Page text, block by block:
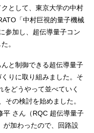
として、東京大学の中村
「中村巨視的量子機械
参加し、超伝導量子コン
。
と制御できる超伝導量子
りに取り組みました。そ
をどうやって並べていく
その検討を始めました。
平 さん（RQC 超伝導量子
が加わったので、回路設